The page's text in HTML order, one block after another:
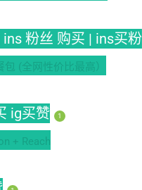
粉丝 购买 | ins买粉
包 (全网性价比最高）
ig买赞 1
+ Reach